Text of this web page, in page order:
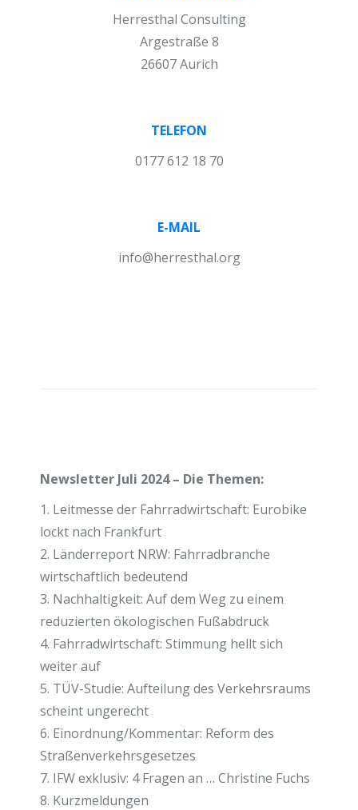
Herresthal Consulting
Argestraße 8
26607 Aurich
TELEFON
0177 612 18 70
E-MAIL
info@herresthal.org
Newsletter Juli 2024 – Die Themen:
1. Leitmesse der Fahrradwirtschaft: Eurobike
lockt nach Frankfurt
2. Länderreport NRW: Fahrradbranche
wirtschaftlich bedeutend
3. Nachhaltigkeit: Auf dem Weg zu einem
reduzierten ökologischen Fußabdruck
4. Fahrradwirtschaft: Stimmung hellt sich
weiter auf
5. TÜV-Studie: Aufteilung des Verkehrsraums
scheint ungerecht
6. Einordnung/Kommentar: Reform des
Straßenverkehrsgesetzes
7. IFW exklusiv: 4 Fragen an … Christine Fuchs
8. Kurzmeldungen